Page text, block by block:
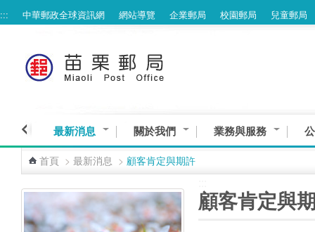
跳到主要內容區塊
::: 中華郵政全球資訊網 網站導覽 企業郵局 校園郵局 兒童郵局
最新消息 關於我們 業務與服務
首頁 > 最新消息 > 顧客肯定與期許
顧客肯定與